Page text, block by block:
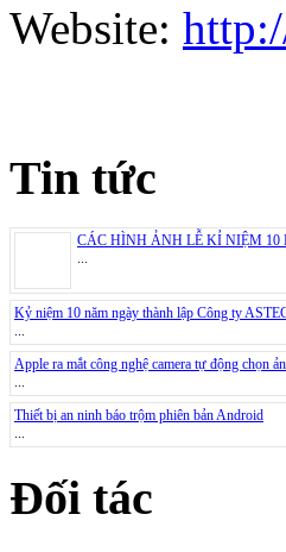
Website:
Tin tức
CÁC HÌNH ẢNH LỄ KỈ NIỆM 10
...
Kỷ niệm 10 năm ngày thành lập Công ty
...
Apple ra mắt công nghệ camera tự động chọn
...
Thiết bị an ninh báo trộm phiên bản Android
...
Đối tác